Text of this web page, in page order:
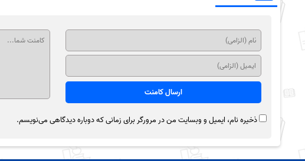
ذخیره نام، ایمیل و وبسایت من در مرورگر برای زمانی که دوباره دیدگاهی می‌نویسم.